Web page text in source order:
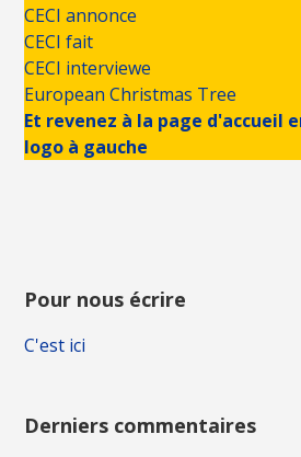
CECI annonce
CECI fait
CECI interviewe
European Christmas Tree
Et revenez à la page d'accueil
logo à gauche
Pour nous écrire
C'est ici
Derniers commentaires